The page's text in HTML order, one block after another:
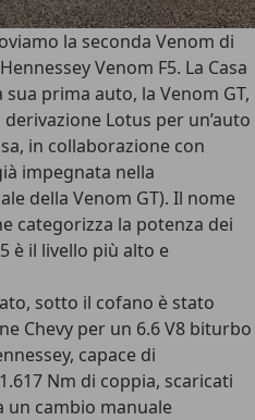
la seconda Venom di
Hennessey Venom F5. La Casa
prima auto, la Venom GT,
Lotus per un’auto
in collaborazione con
impegnata nella
della Venom GT). Il nome
categorizza la potenza dei
è il livello più alto e
sotto il cofano è stato
Chevy per un 6.6 V8 biturbo
, capace di
Nm di coppia, scaricati
un cambio manuale